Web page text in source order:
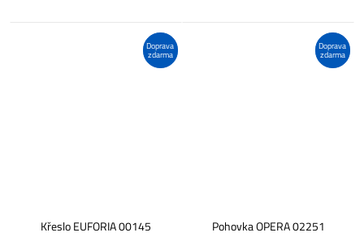
Doprava
zdarma
Křeslo EUFORIA 00145
Doprava
zdarma
Pohovka OPERA 02251